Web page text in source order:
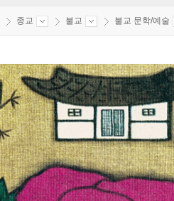
종교 불교 불교 문학/예술